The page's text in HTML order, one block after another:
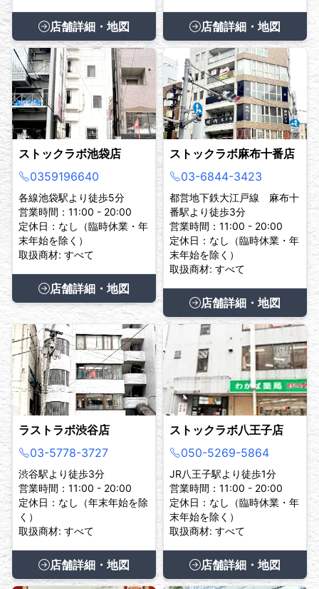
店舗詳細・地図 店舗詳細・地図
ストックラボ池袋店
0359196640
各線池袋駅より徒歩5分
営業時間：11:00 - 20:00
定休日：なし（臨時休業・年
末年始を除く）
取扱商材: すべて
店舗詳細・地図
ストックラボ麻布十番店
03-6844-3423
都営地下鉄大江戸線 麻布十
番駅より徒歩3分
営業時間：11:00 - 20:00
定休日：なし（臨時休業・年
末年始を除く）
取扱商材: すべて
店舗詳細・地図
ラストラボ渋谷店
03-5778-3727
渋谷駅より徒歩3分
営業時間：11:00 - 20:00
定休日：なし（年末年始を除
く）
取扱商材: すべて
店舗詳細・地図
ストックラボ八王子店
050-5269-5864
JR八王子駅より徒歩1分
営業時間：11:00 - 20:00
定休日：なし（臨時休業・年
末年始を除く）
取扱商材: すべて
店舗詳細・地図